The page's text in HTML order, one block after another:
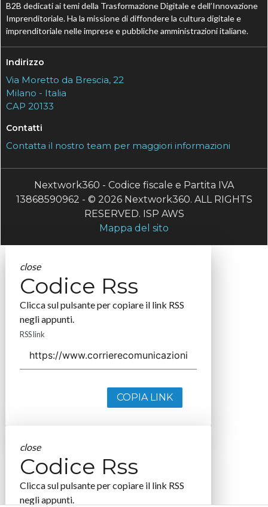
B2B dedicati ai temi della Trasformazione Digitale e dell’Innovazione
Imprenditoriale. Ha la missione di diffondere la cultura digitale e
imprenditoriale nelle imprese e pubbliche amministrazioni italiane.
Indirizzo
Via Moretto da Brescia, 22
Milano - Italia
CAP 20133
Contatti
Contatta il nostro team per maggiori informazioni
Nextwork360 - Codice fiscale e Partita IVA
13868590962 - © 2026 Nextwork360. ALL RIGHTS
RESERVED. ISP AWS
Mappa del sito
close
Codice Rss
Clicca sul pulsante per copiare il link RSS
negli appunti.
RSS link
COPIA LINK
close
Codice Rss
Clicca sul pulsante per copiare il link RSS
negli appunti.